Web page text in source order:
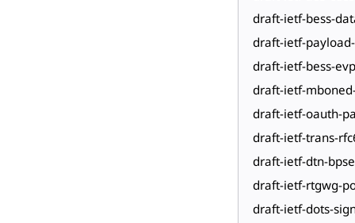
draft-ietf-bess-
draft-ietf-
draft-ietf-bess-
draft-ietf-
draft-ietf-oauth-
draft-ietf-trans-
draft-ietf-dtn-
draft-ietf-rtgwg-
draft-ietf-dots-